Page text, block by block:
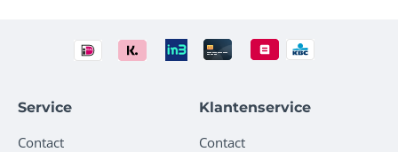
Service
Contact
Klantenservice
Contact